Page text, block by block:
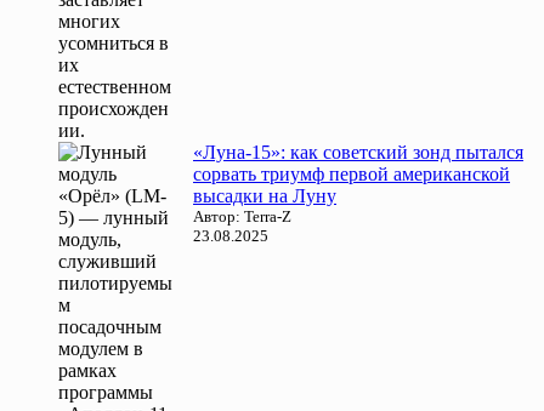
«Луна-15»: как советский зонд пытался
сорвать триумф первой американской
высадки на Луну
Автор: Terra-Z
23.08.2025